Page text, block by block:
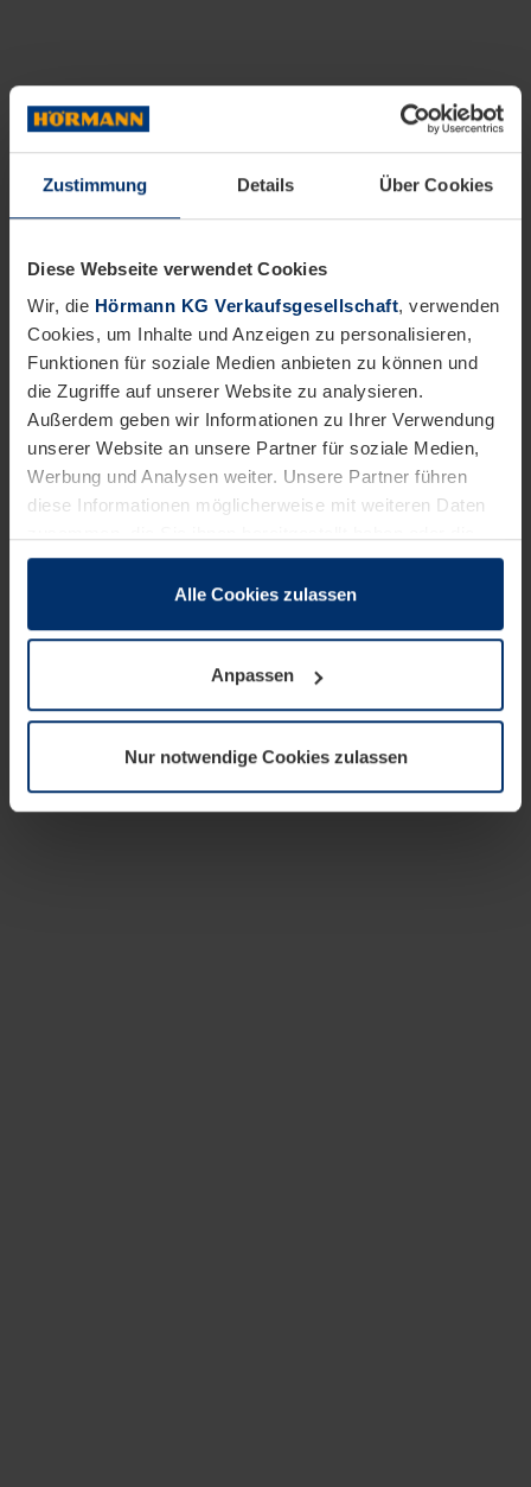
Zustimmung Details Über Cookies
Diese Webseite verwendet Cookies
Wir, die Hörmann KG Verkaufsgesellschaft, verwenden
Cookies, um Inhalte und Anzeigen zu personalisieren,
Funktionen für soziale Medien anbieten zu können und
die Zugriffe auf unserer Website zu analysieren.
Außerdem geben wir Informationen zu Ihrer Verwendung
unserer Website an unsere Partner für soziale Medien,
Werbung und Analysen weiter. Unsere Partner führen
diese Informationen möglicherweise mit weiteren Daten
sie im Rahmen Ihrer Nutzung der Dienste gesammelt
wenn diese für den Betrieb dieser Seite unbedingt
notwendig sind. Für alle anderen Cookie-Typen benötigen
wir Ihre Erlaubnis. Ihre Einwilligung können Sie jederzeit
Datenschutzerklärungunserer Website ändern oder
widerrufen.
Alle Cookies zulassen
Anpassen
Nur notwendige Cookies zulassen